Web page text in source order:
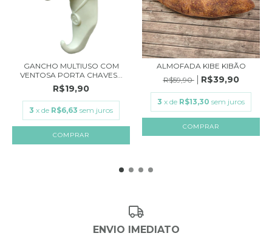
GANCHO MULTIUSO COM
VENTOSA PORTA CHAVES...
R$19,90
3 x de R$6,63 sem juros
ALMOFADA KIBE KIBÃO
R$59,90
R$39,90
3 x de R$13,30 sem juros
ENVIO IMEDIATO